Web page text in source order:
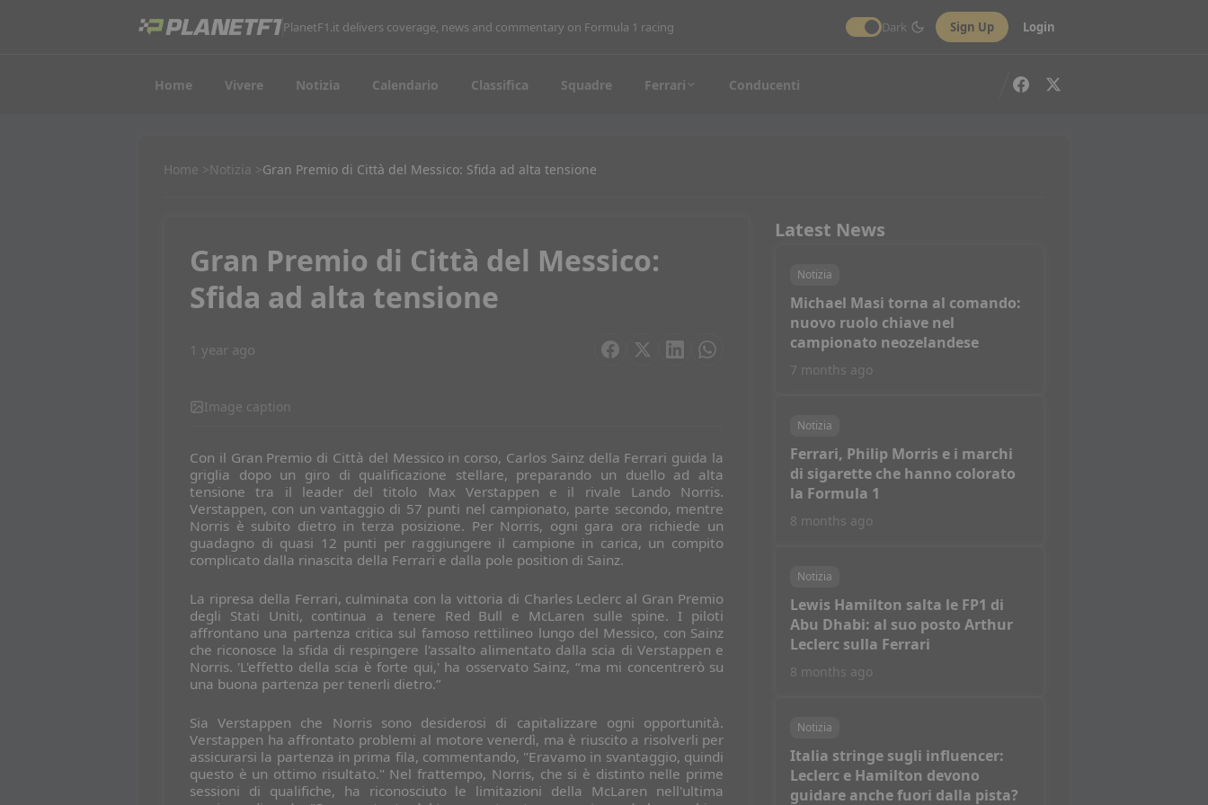
PlanetF1.it delivers coverage, news and commentary on Formula 1 racing Dark Sign Up Login
Home Vivere Notizia Calendario Classifica Squadre Ferrari Conducenti
Home Notizia Gran Premio di Città del Messico: Sfida ad alta tensione
Gran Premio di Città del Messico:
Sfida ad alta tensione
1 year ago
Image caption
Con il Gran Premio di Città del Messico in corso, Carlos Sainz della Ferrari guida la
griglia dopo un giro di qualificazione stellare, preparando un duello ad alta
tensione tra il leader del titolo Max Verstappen e il rivale Lando Norris.
Verstappen, con un vantaggio di 57 punti nel campionato, parte secondo, mentre
Norris è subito dietro in terza posizione. Per Norris, ogni gara ora richiede un
guadagno di quasi 12 punti per raggiungere il campione in carica, un compito
complicato dalla rinascita della Ferrari e dalla pole position di Sainz.
La ripresa della Ferrari, culminata con la vittoria di Charles Leclerc al Gran Premio
degli Stati Uniti, continua a tenere Red Bull e McLaren sulle spine. I piloti
affrontano una partenza critica sul famoso rettilineo lungo del Messico, con Sainz
che riconosce la sfida di respingere l'assalto alimentato dalla scia di Verstappen e
Norris. 'L'effetto della scia è forte qui,' ha osservato Sainz, “ma mi concentrerò su
una buona partenza per tenerli dietro.”
Sia Verstappen che Norris sono desiderosi di capitalizzare ogni opportunità.
Verstappen ha affrontato problemi al motore venerdì, ma è riuscito a risolverli per
assicurarsi la partenza in prima fila, commentando, "Eravamo in svantaggio, quindi
questo è un ottimo risultato." Nel frattempo, Norris, che si è distinto nelle prime
sessioni di qualifiche, ha riconosciuto le limitazioni della McLaren nell'ultima
Latest News
Notizia
Michael Masi torna al comando:
nuovo ruolo chiave nel
campionato neozelandese
7 months ago
Notizia
Ferrari, Philip Morris e i marchi
di sigarette che hanno colorato
la Formula 1
8 months ago
Notizia
Lewis Hamilton salta le FP1 di
Abu Dhabi: al suo posto Arthur
Leclerc sulla Ferrari
8 months ago
Notizia
Italia stringe sugli influencer:
Leclerc e Hamilton devono
guidare anche fuori dalla pista?